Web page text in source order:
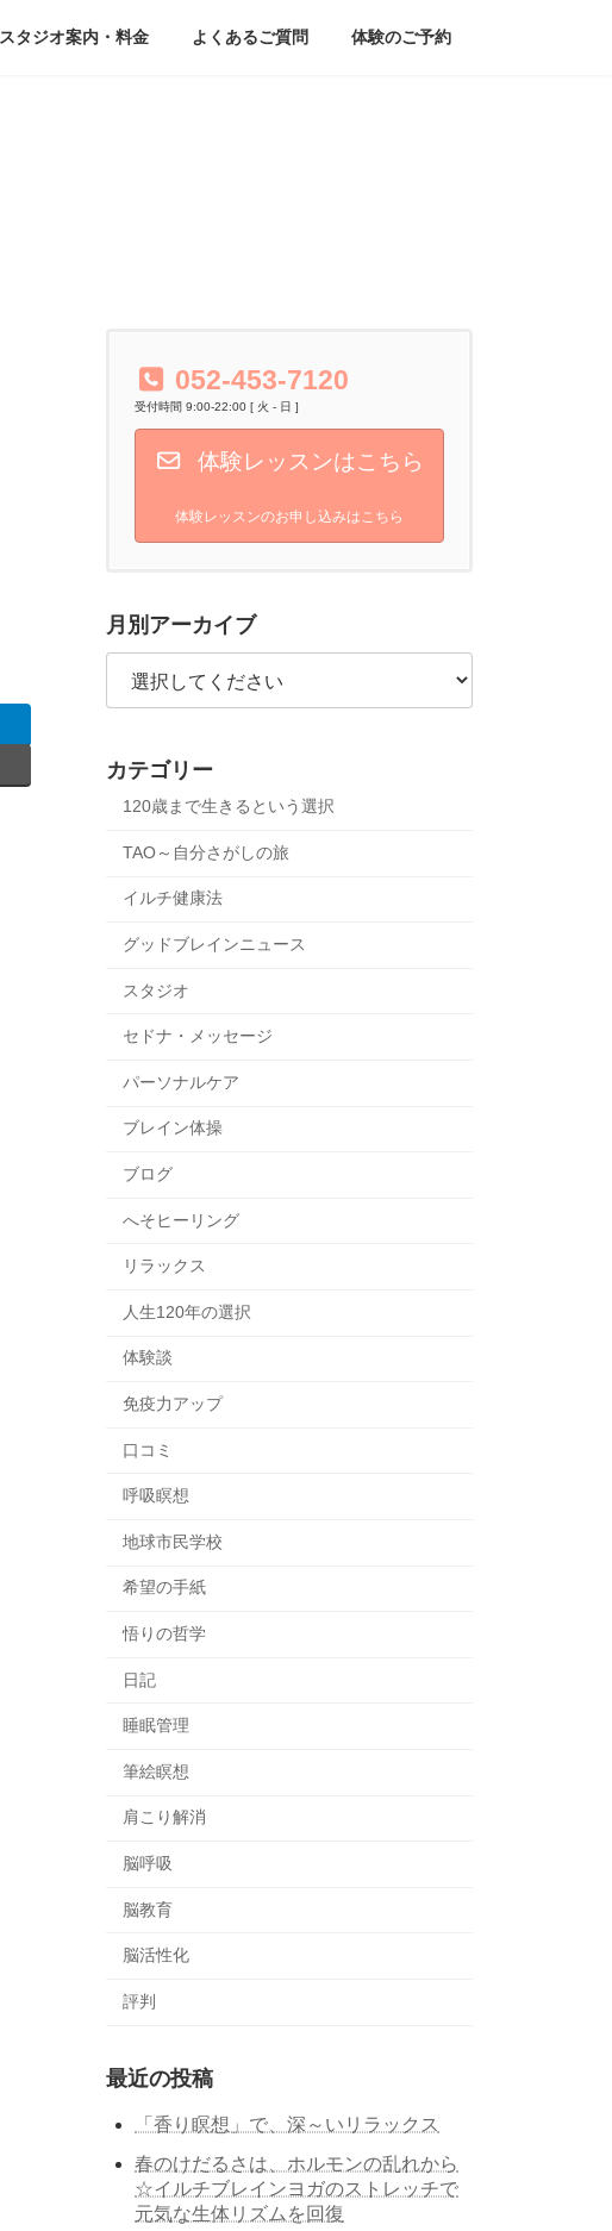
スタジオ案内・料金 よくあるご質問 体験のご予約
052-453-7120
受付時間 9:00-22:00 [ 火 - 日 ]
体験レッスンはこちら
体験レッスンのお申し込みはこちら
月別アーカイブ
カテゴリー
120歳まで生きるという選択
TAO～自分さがしの旅
イルチ健康法
グッドブレインニュース
スタジオ
セドナ・メッセージ
パーソナルケア
ブレイン体操
ブログ
へそヒーリング
リラックス
人生120年の選択
体験談
免疫力アップ
口コミ
呼吸瞑想
地球市民学校
希望の手紙
悟りの哲学
日記
睡眠管理
筆絵瞑想
肩こり解消
脳呼吸
脳教育
脳活性化
評判
最近の投稿
「香り瞑想」で、深～いリラックス
春のけだるさは、ホルモンの乱れから
☆イルチブレインヨガのストレッチで
元気な生体リズムを回復